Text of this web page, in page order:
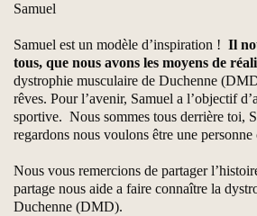
Samuel
Samuel est un modèle d’inspiration ! Il
tous, que nous avons les moyens de
dystrophie musculaire de Duchenne
rêves. Pour l’avenir, Samuel a l’objectif
sportive. Nous sommes tous derrière toi,
regardons nous voulons être une
Nous vous remercions de partager
partage nous aide a faire connaître la
Duchenne (DMD).